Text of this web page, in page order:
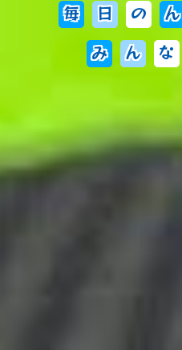
毎 日 の ん
み
ん な